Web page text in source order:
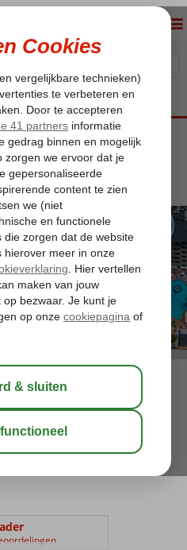
Centrum Kahya Hotel